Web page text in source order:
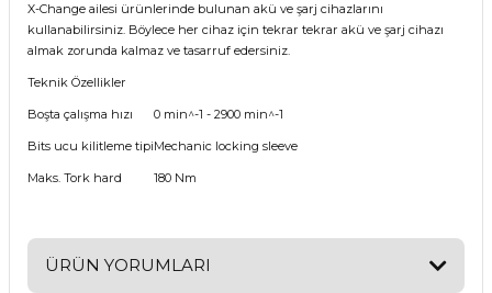
X-Change ailesi ürünlerinde bulunan akü ve şarj cihazlarını
kullanabilirsiniz. Böylece her cihaz için tekrar tekrar akü ve şarj cihazı
almak zorunda kalmaz ve tasarruf edersiniz.
Teknik Özellikler
Boşta çalışma hızı 0 min^-1 - 2900 min^-1
Bits ucu kilitleme tipiMechanic locking sleeve
Maks. Tork hard 180 Nm
ÜRÜN YORUMLARI